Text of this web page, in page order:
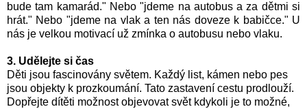
bude tam kamarád." Nebo "jdeme na autobus a za dětmi si
hrát." Nebo "jdeme na vlak a ten nás doveze k babičce." U
nás je velkou motivací už zmínka o autobusu nebo vlaku.
3. Udělejte si čas
Děti jsou fascinovány světem. Každý list, kámen nebo pes
jsou objekty k prozkoumání. Tato zastavení cestu prodlouží.
Dopřejte dítěti možnost objevovat svět kdykoli je to možné,